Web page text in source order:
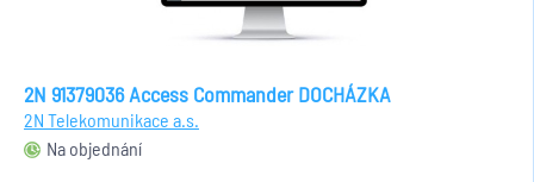
2N 91379036 Access Commander DOCHÁZKA
2N Telekomunikace a.s.
Na objednání